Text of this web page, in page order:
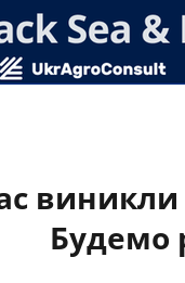
виникли
Будемо